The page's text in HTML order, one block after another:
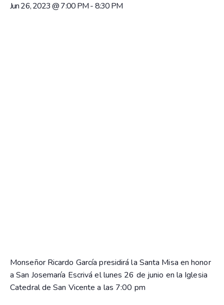
Jun 26, 2023 @ 7:00 PM-8:30 PM
Monseñor Ricardo García presidirá la Santa Misa en honor
a San Josemaría Escrivá el lunes 26 de junio en la Iglesia
Catedral de San Vicente a las 7:00 pm